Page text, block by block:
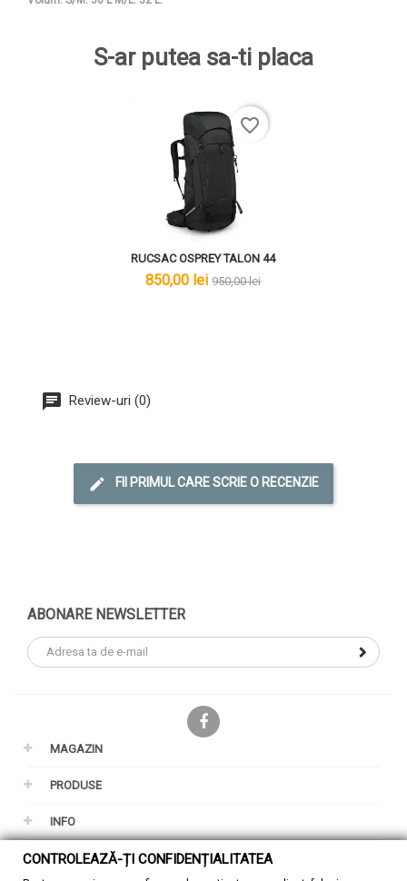
S-ar putea sa-ti placa
RUCSAC OSPREY TALON 44
lei
850,00 lei lei
950,00 lei
favorite_border
Review-uri (0)
FII PRIMUL CARE SCRIE O RECENZIE
ABONARE NEWSLETTER
MAGAZIN
PRODUSE
INFO
CONTUL TAU
CONTROLEAZĂ-ȚI CONFIDENȚIALITATEA